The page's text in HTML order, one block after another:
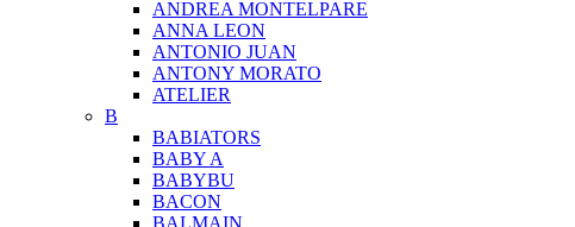
ANDREA MONTELPARE
ANNA LEON
ANTONIO JUAN
ANTONY MORATO
ATELIER
B
BABIATORS
BABY A
BABYBU
BACON
BALMAIN